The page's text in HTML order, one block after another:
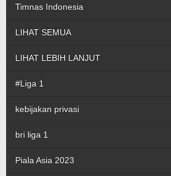
Timnas Indonesia
LIHAT SEMUA
LIHAT LEBIH LANJUT
#Liga 1
kebijakan privasi
bri liga 1
Piala Asia 2023